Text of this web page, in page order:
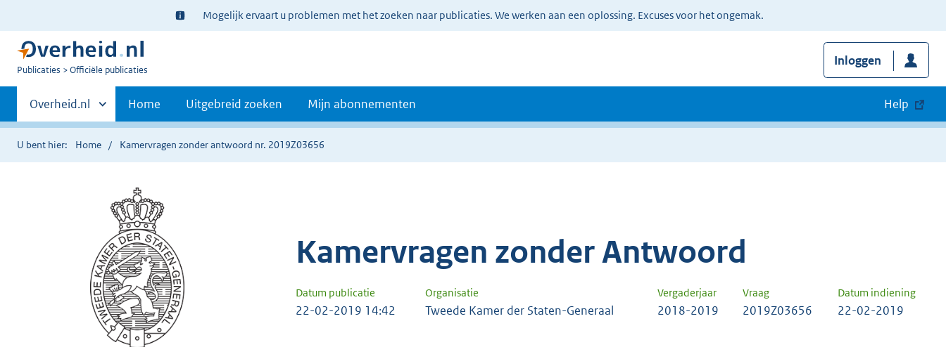
Ter
informatie:
Mogelijk ervaart u problemen met het zoeken naar publicaties. We werken aan een oplossing. Excuses voor het ongemak.
U
Publicaties Officiële publicaties
Inloggen
Primaire
navigatie
Andere
sites
binnen
Overheid.nl Home Uitgebreid zoeken Mijn abonnementen Help
U bent hier: Home Kamervragen zonder antwoord nr. 2019Z03656
Kamervragen zonder Antwoord
Datum publicatie Organisatie Vergaderjaar Vraag Datum indiening
22-02-2019 14:42 Tweede Kamer der Staten-Generaal 2018-2019 2019Z03656 22-02-2019